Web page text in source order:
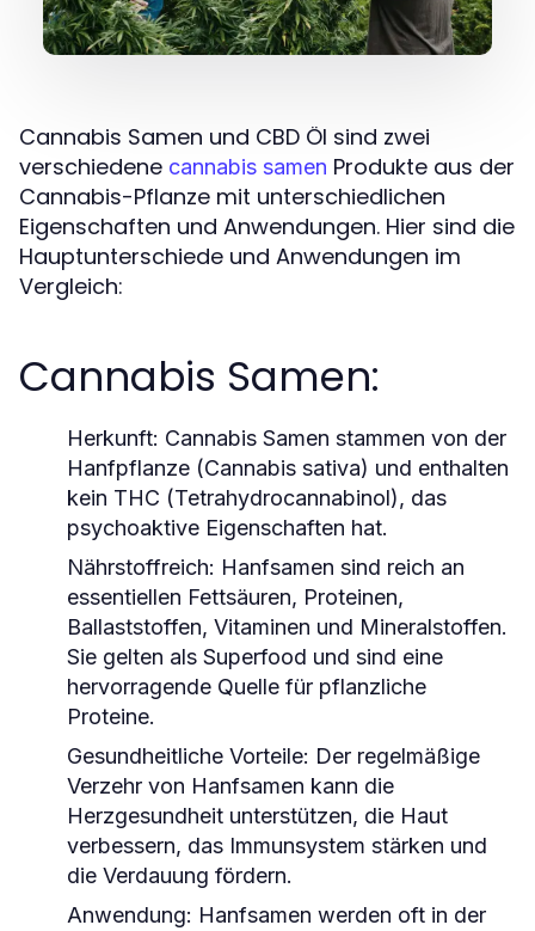
Cannabis Samen und CBD Öl sind zwei
verschiedene cannabis samen Produkte aus der
Cannabis-Pflanze mit unterschiedlichen
Eigenschaften und Anwendungen. Hier sind die
Hauptunterschiede und Anwendungen im
Vergleich:
Cannabis Samen:
Herkunft: Cannabis Samen stammen von der
Hanfpflanze (Cannabis sativa) und enthalten
kein THC (Tetrahydrocannabinol), das
psychoaktive Eigenschaften hat.
Nährstoffreich: Hanfsamen sind reich an
essentiellen Fettsäuren, Proteinen,
Ballaststoffen, Vitaminen und Mineralstoffen.
Sie gelten als Superfood und sind eine
hervorragende Quelle für pflanzliche
Proteine.
Gesundheitliche Vorteile: Der regelmäßige
Verzehr von Hanfsamen kann die
Herzgesundheit unterstützen, die Haut
verbessern, das Immunsystem stärken und
die Verdauung fördern.
Anwendung: Hanfsamen werden oft in der